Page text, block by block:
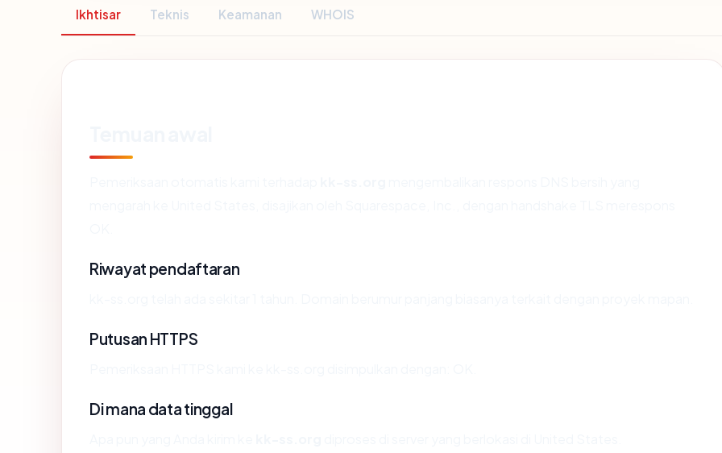
Ikhtisar Teknis Keamanan WHOIS
Riwayat pendaftaran
Putusan HTTPS
Di mana data tinggal